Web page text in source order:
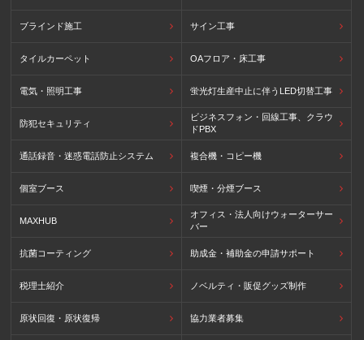
ブラインド施工 サイン工事
タイルカーペット OAフロア・床工事
電気・照明工事 蛍光灯生産中止に伴うLED切替工事
防犯セキュリティ
ビジネスフォン・回線工事、クラウ
ドPBX
通話録音・迷惑電話防止システム 複合機・コピー機
個室ブース 喫煙・分煙ブース
MAXHUB
オフィス・法人向けウォーターサー
バー
抗菌コーティング 助成金・補助金の申請サポート
税理士紹介 ノベルティ・販促グッズ制作
原状回復・原状復帰 協力業者募集